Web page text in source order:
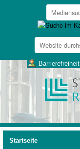
Website
durchsuchen
___Barrierefreiheit
Startseite